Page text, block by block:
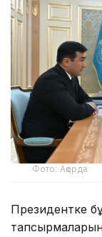
Фото: Ақорда
Президентке